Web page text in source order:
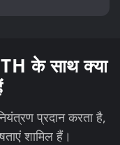
के साथ क्या
प्रदान करता है,
शामिल हैं।